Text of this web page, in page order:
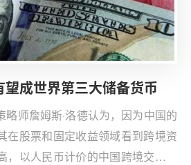
成世界第三大储备货币
略师詹姆斯·洛德认为，因为中国的
在股票和固定收益领域看到跨境资
以人民币计价的中国跨境交易的